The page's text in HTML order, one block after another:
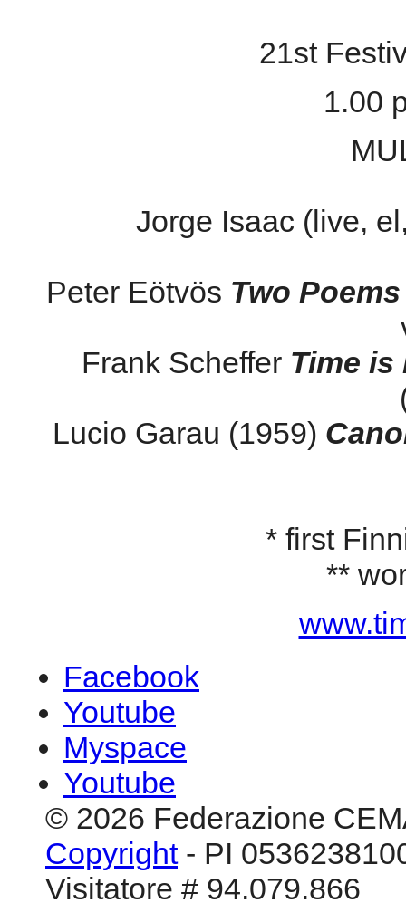
21st
1.00
Jorge Isaac (live,
Peter Eötvös Two
Frank Scheffer Time is
Lucio Garau (1959)
* first
**
Facebook
Youtube
Myspace
Youtube
© 2026 Federazione
Copyright- PI
Visitatore # 94.079.866